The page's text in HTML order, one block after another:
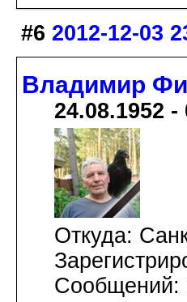
#6 2012-12-03
Владимир
24.08.1952 -
Откуда:
Сообщений: